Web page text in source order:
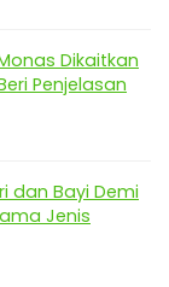
Dikaitkan
Penjelasan
dan Bayi Demi
Jenis